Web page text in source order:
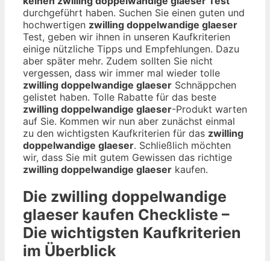
durchgeführt haben. Suchen Sie einen guten und
hochwertigen zwilling doppelwandige glaeser
Test, geben wir ihnen in unseren Kaufkriterien
einige nützliche Tipps und Empfehlungen. Dazu
aber später mehr. Zudem sollten Sie nicht
vergessen, dass wir immer mal wieder tolle
zwilling doppelwandige glaeser Schnäppchen
gelistet haben. Tolle Rabatte für das beste
zwilling doppelwandige glaeser-Produkt warten
auf Sie. Kommen wir nun aber zunächst einmal
zu den wichtigsten Kaufkriterien für das zwilling
doppelwandige glaeser. Schließlich möchten
wir, dass Sie mit gutem Gewissen das richtige
zwilling doppelwandige glaeser kaufen.
Die zwilling doppelwandige
glaeser kaufen Checkliste –
Die wichtigsten Kaufkriterien
im Überblick